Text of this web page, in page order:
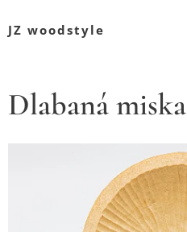
JZ woodstyle
Dlabaná miska